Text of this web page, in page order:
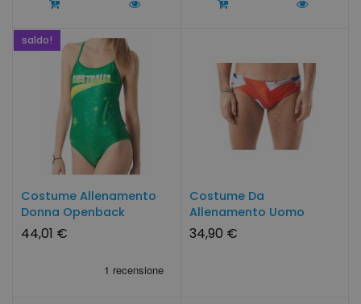
saldo!
Costume Allenamento
Donna Openback
AUSTRALIA...
44,01 €
Costume Da
Allenamento Uomo
INGHILTERRA By...
34,90 €